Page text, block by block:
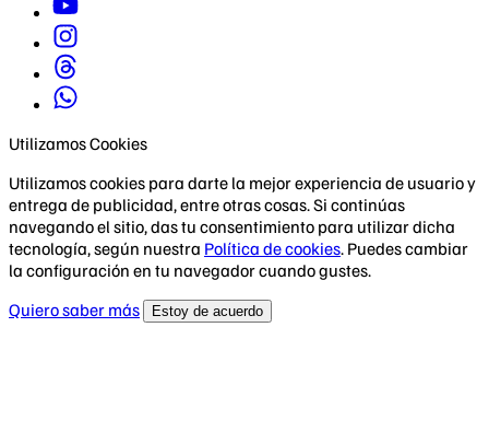
Utilizamos Cookies
Utilizamos cookies para darte la mejor experiencia de usuario y
entrega de publicidad, entre otras cosas. Si continúas
navegando el sitio, das tu consentimiento para utilizar dicha
tecnología, según nuestra Política de cookies. Puedes cambiar
la configuración en tu navegador cuando gustes.
Quiero saber más
Estoy de acuerdo